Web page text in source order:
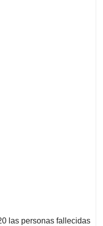
las personas fallecidas